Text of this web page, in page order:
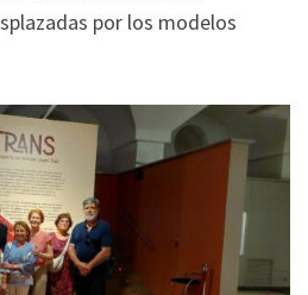
por los modelos